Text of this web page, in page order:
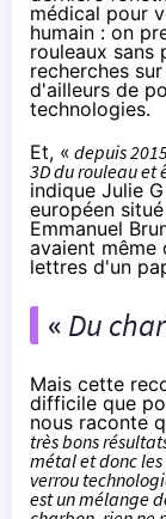
médical pour
humain : on
rouleaux sans
recherches
d'ailleurs de
technologies.
Et, « depuis
3D du rouleau
indique Julie
européen
Emmanuel
avaient même
lettres d'un
« Du
Mais cette
difficile que
nous raconte
très bons
métal et donc
verrou
est un mélange